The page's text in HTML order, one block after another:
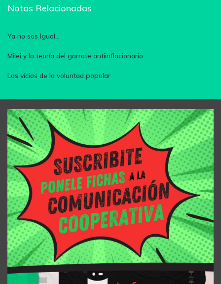
Notas Relacionadas
Ya no sos Igual...
Milei y la teoría del garrote antiinflacionario
Los vicios de la voluntad popular